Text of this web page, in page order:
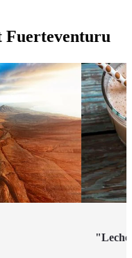
Fuerteventuru